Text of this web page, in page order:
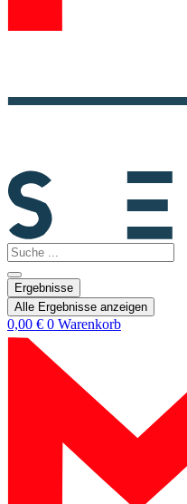
Search
...
Ergebnisse
Alle Ergebnisse anzeigen
0,00 € 0 Warenkorb